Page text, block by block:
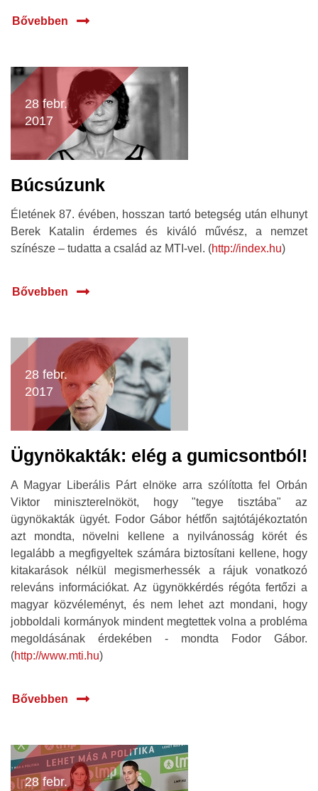
Bővebben
28 febr.
2017
Búcsúzunk
Életének 87. évében, hosszan tartó betegség után elhunyt
Berek Katalin érdemes és kiváló művész, a nemzet
színésze – tudatta a család az MTI-vel. (http://index.hu)
Bővebben
28 febr.
2017
Ügynökakták: elég a gumicsontból!
A Magyar Liberális Párt elnöke arra szólította fel Orbán
Viktor miniszterelnököt, hogy "tegye tisztába" az
ügynökakták ügyét. Fodor Gábor hétfőn sajtótájékoztatón
azt mondta, növelni kellene a nyilvánosság körét és
legalább a megfigyeltek számára biztosítani kellene, hogy
kitakarások nélkül megismerhessék a rájuk vonatkozó
releváns információkat. Az ügynökkérdés régóta fertőzi a
magyar közvéleményt, és nem lehet azt mondani, hogy
jobboldali kormányok mindent megtettek volna a probléma
megoldásának érdekében - mondta Fodor Gábor.
(http://www.mti.hu)
Bővebben
28 febr.